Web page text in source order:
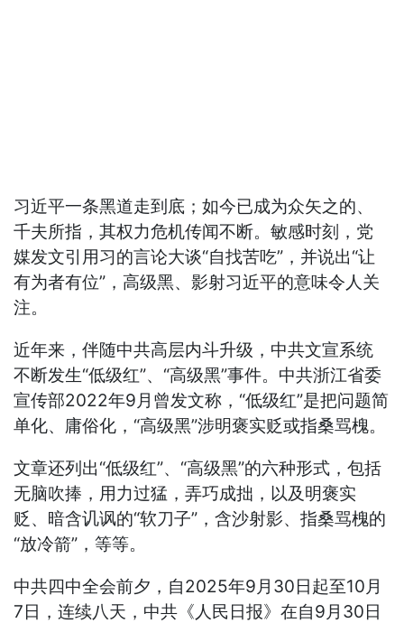
习近平一条黑道走到底；如今已成为众矢之的、
千夫所指，其权力危机传闻不断。敏感时刻，党
媒发文引用习的言论大谈“自找苦吃”，并说出“让
有为者有位”，高级黑、影射习近平的意味令人关
注。
近年来，伴随中共高层内斗升级，中共文宣系统
不断发生“低级红”、“高级黑”事件。中共浙江省委
宣传部2022年9月曾发文称，“低级红”是把问题简
单化、庸俗化，“高级黑”涉明褒实贬或指桑骂槐。
文章还列出“低级红”、“高级黑”的六种形式，包括
无脑吹捧，用力过猛，弄巧成拙，以及明褒实
贬、暗含讥讽的“软刀子”，含沙射影、指桑骂槐的
“放冷箭”，等等。
中共四中全会前夕，自2025年9月30日起至10月
7日，连续八天，中共《人民日报》在自9月30日